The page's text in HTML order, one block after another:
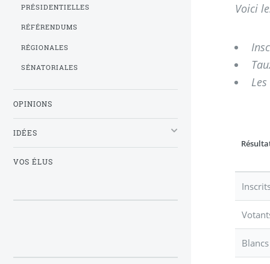
Voici
PRÉSIDENTIELLES
RÉFÉRENDUMS
RÉGIONALES
SÉNATORIALES
OPINIONS
IDÉES
VOS ÉLUS